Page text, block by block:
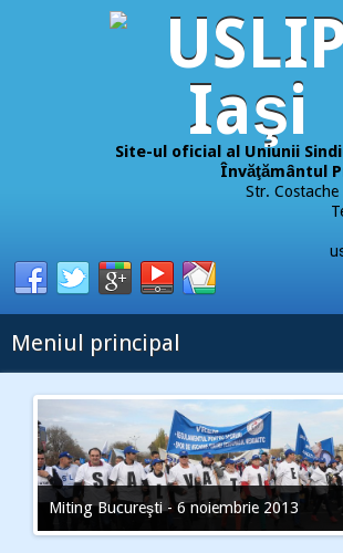
Site-ul oficial al Uniunii
Învăţământul
Str.
0759
Meniul principal
Miting Bucureşti - 6 noiembrie 2013